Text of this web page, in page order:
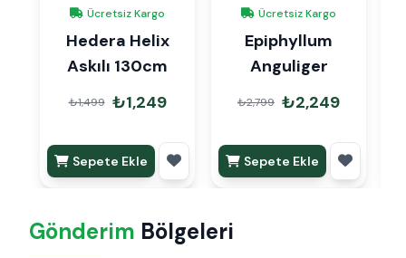
Ücretsiz Kargo
Hedera Helix
Askılı 130cm
₺1,499 ₺1,249
Sepete Ekle
Ücretsiz Kargo
Epiphyllum
Anguliger
₺2,799 ₺2,249
Sepete Ekle
Gönderim Bölgeleri